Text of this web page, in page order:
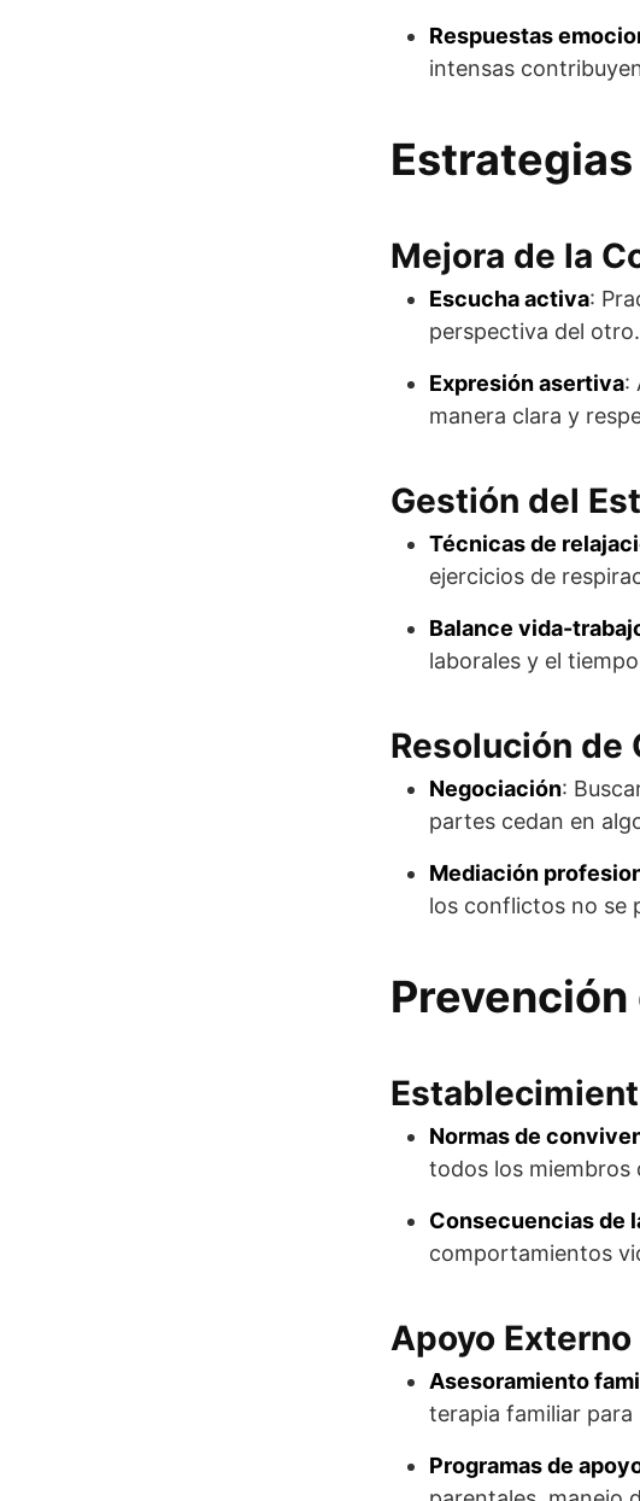
Respuestas
intensas
Mejora de la
Escucha activa:
perspectiva del otro.
Expresión asertiva:
manera clara y
Gestión del
Técnicas de
ejercicios de
Balance vida-
laborales y el
Resolución de
Negociación:
partes cedan en
Mediación
los conflictos no se
Normas de
todos los miembros
Consecuencias de
comportamientos
Apoyo Externo
Asesoramiento
terapia familiar
Programas de